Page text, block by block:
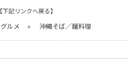
【下記リンクへ戻る】
グルメ » 沖縄そば／麺料理